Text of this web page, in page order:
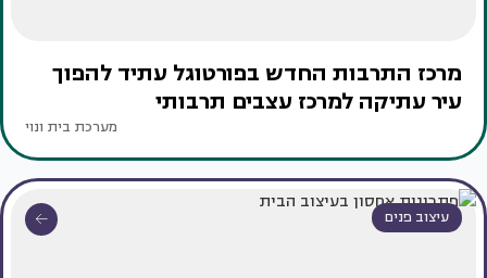
מרכז התרבות החדש בפורטוגל עתיד להפוך
עיר עתיקה למרכז עצבים תרבותי
מערכת בית ונוי
עיצוב פנים